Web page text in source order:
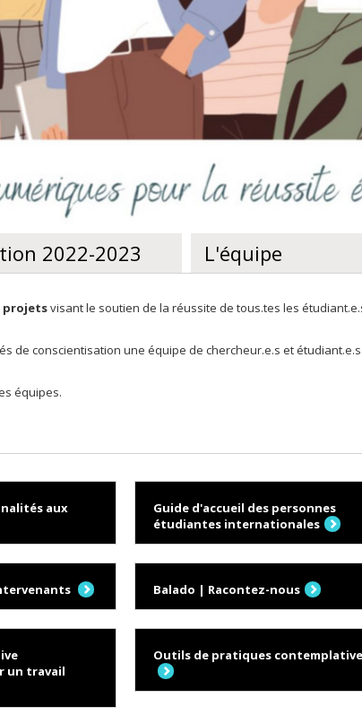
2022-2023 L'équipe
projetsvisant le soutien de la réussite de tous.tes les
de conscientisation une équipe de chercheur.e.s et
équipes.
aux
un travail
Guide d'accueil des personnes
étudiantes internationales
Balado | Racontez-nous
Outils de pratiques